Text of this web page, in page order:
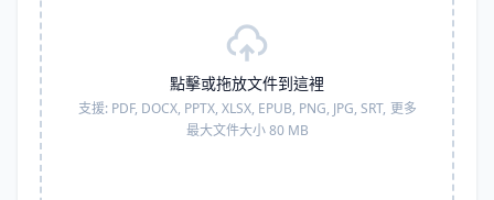
點擊或拖放文件到這裡
支援: PDF, DOCX, PPTX, XLSX, EPUB, PNG, JPG, SRT, 更多
最大文件大小 80 MB